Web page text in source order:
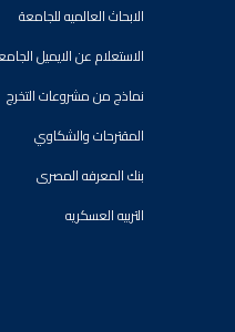
الابحاث العالميه للجامعة
الاستعلام عن الايميل
نماذج من مشروعات التخرج
المقترحات والشكاوي
بنك المعرفه المصرى
التربيه العسكريه